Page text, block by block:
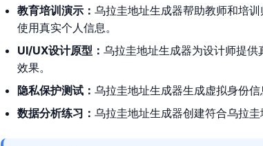
教育培训演示： 乌拉圭地址生成器帮助教师和培
使用真实个人信息。
UI/UX设计原型： 乌拉圭地址生成器为设计师提
效果。
隐私保护测试： 乌拉圭地址生成器生成虚拟身份
数据分析练习： 乌拉圭地址生成器创建符合乌拉